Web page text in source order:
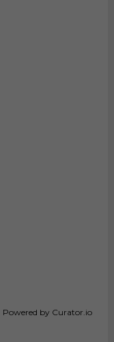
Powered by Curator.io